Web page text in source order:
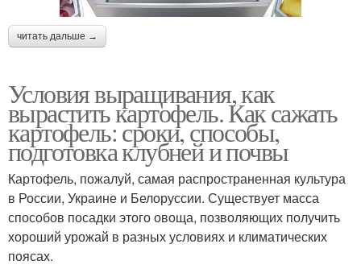
читать дальше →
Условия выращивания, как
вырастить картофель. Как сажать
картофель: сроки, способы,
подготовка клубней и почвы
Картофель, пожалуй, самая распространенная культура
в России, Украине и Белоруссии. Существует масса
способов посадки этого овоща, позволяющих получить
хороший урожай в разных условиях и климатических
поясах.